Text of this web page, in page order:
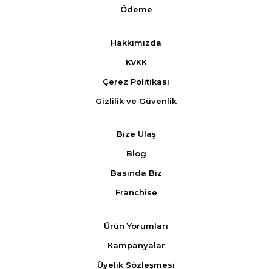
Ödeme
Hakkımızda
KVKK
Çerez Politikası
Gizlilik ve Güvenlik
Bize Ulaş
Blog
Basında Biz
Franchise
Ürün Yorumları
Kampanyalar
Üyelik Sözleşmesi